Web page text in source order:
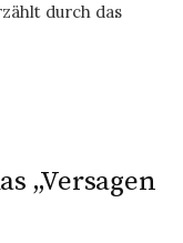
durch das
„Versagen